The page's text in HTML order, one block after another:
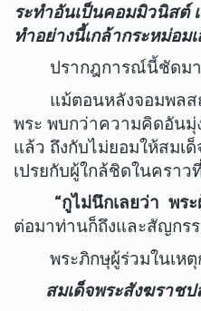
ระทำอันเป็นคอมมิวนิสต์
ทำอย่างนี้เกล้ากระหม่อม
ปรากฎการณ์นี้ชัดมา
แม้ตอนหลังจอมพลสฤษ
พระ พบกว่าความคิดอัน
แล้ว ถึงกับไม่ยอมให้สมเ
เปรยกับผู้ใกล้ชิดในครา
“กูไม่นึกเลยว่า พระผู้
ต่อมาท่านก็ถึงและสัญกร
พระภิกษุผู้ร่วมในเหตุ
สมเด็จพระสังฆราชป